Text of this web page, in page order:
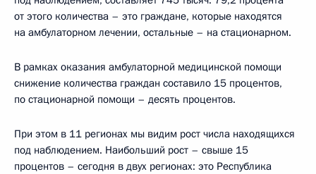
от этого количества – это граждане, которые находятся
на амбулаторном лечении, остальные – на стационарном.
В рамках оказания амбулаторной медицинской помощи
снижение количества граждан составило 15 процентов,
по стационарной помощи – десять процентов.
При этом в 11 регионах мы видим рост числа находящихся
под наблюдением. Наибольший рост – свыше 15
процентов – сегодня в двух регионах: это Республика